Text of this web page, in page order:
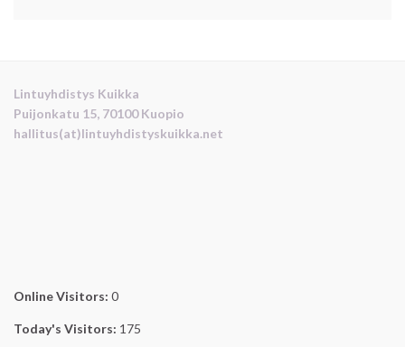
Lintuyhdistys Kuikka
Puijonkatu 15, 70100 Kuopio
hallitus(at)lintuyhdistyskuikka.net
Online Visitors: 0
Today's Visitors: 175